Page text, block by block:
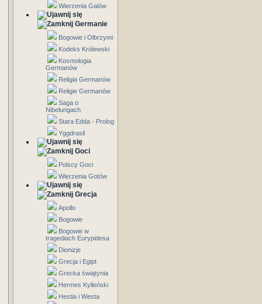
Wierzenia Galów
Germanie
Bogowie i Olbrzymi
Kodeks Królewski
Kosmologia
Germanów
Religia Germanów
Religie Germanów
Saga o
Nibelungach
Stara Edda - Prolog
Yggdrasil
Goci
Polscy Goci
Wierzenia Gotów
Grecja
Apollo
Bogowie
Bogowie w
tragediach Eurypidesa
Dionizje
Grecja i Egipt
Grecka świątynia
Hermes Kylleński
Hestia i Westa